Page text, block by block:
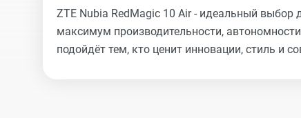
ZTE Nubia RedMagic 10 Air - идеальный выбор
максимум производительности,
подойдёт тем, кто ценит инновации, стиль и